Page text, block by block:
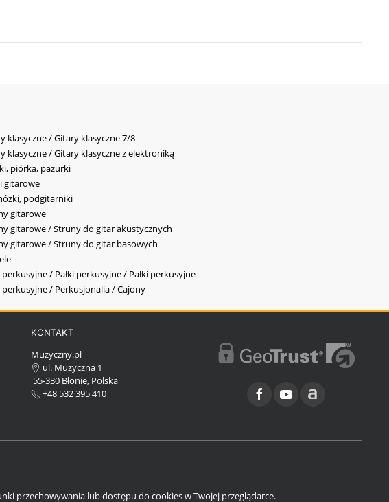
klasyczne / Gitary klasyczne 7/8
klasyczne / Gitary klasyczne z elektroniką
piórka, pazurki
gitarowe
podgitarniki
gitarowe
gitarowe / Struny do gitar akustycznych
gitarowe / Struny do gitar basowych
/ Pałki perkusyjne / Pałki perkusyjne
/ Perkusjonalia / Cajony
KONTAKT
Muzyczny.pl
ul. Muzyczna 1
55-330 Błonie, Polska
+48 532 395 410
przechowywania lub dostępu do cookies w Twojej przeglądarce.